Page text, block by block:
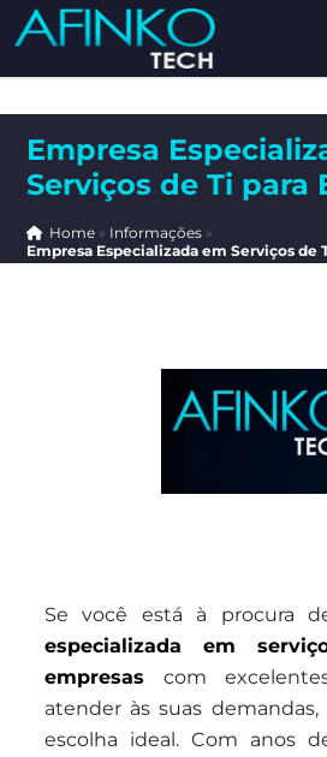
Empresa
Serviços de Ti para
Home» Informações »
Empresa Especializada em Serviços de
Se você está à procura
especializada em
empresas com
atender às suas
escolha ideal. Com anos